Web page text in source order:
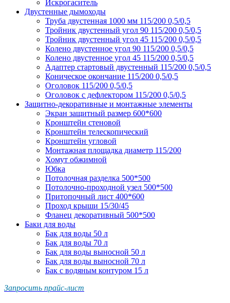
Искрогаситель
Двустенные дымоходы
Труба двустенная 1000 мм 115/200 0,5/0,5
Тройник двустенный угол 90 115/200 0,5/0,5
Тройник двустенный угол 45 115/200 0,5/0,5
Колено двустенное угол 90 115/200 0,5/0,5
Колено двустенное угол 45 115/200 0,5/0,5
Адаптер стартовый двустенный 115/200 0,5/0,5
Коническое окончание 115/200 0,5/0,5
Оголовок 115/200 0,5/0,5
Оголовок с дефлектором 115/200 0,5/0,5
Защитно-декоративные и монтажные элементы
Экран защитный размер 600*600
Кронштейн стеновой
Кронштейн телескопический
Кронштейн угловой
Монтажная площадка диаметр 115/200
Хомут обжимной
Юбка
Потолочная разделка 500*500
Потолочно-проходной узел 500*500
Притопочный лист 400*600
Проход крыши 15/30/45
Фланец декоративный 500*500
Баки для воды
Бак для воды 50 л
Бак для воды 70 л
Бак для воды выносной 50 л
Бак для воды выносной 70 л
Бак с водяным контуром 15 л
Запросить прайс-лист